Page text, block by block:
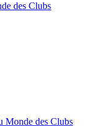
des Clubs
Monde des Clubs